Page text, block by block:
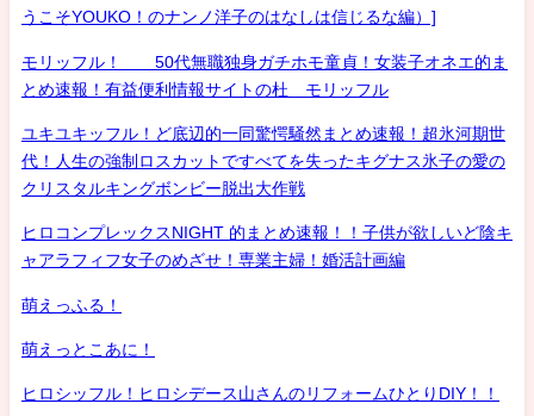
うこそYOUKO！のナンノ洋子のはなしは信じるな編）]
モリッフル！ 50代無職独身ガチホモ童貞！女装子オネエ的ま
とめ速報！有益便利情報サイトの杜 モリッフル
ユキユキッフル！ど底辺的一同驚愕騒然まとめ速報！超氷河期世
代！人生の強制ロスカットですべてを失ったキグナス氷子の愛の
クリスタルキングボンビー脱出大作戦
ヒロコンプレックスNIGHT 的まとめ速報！！子供が欲しいど陰キ
ャアラフィフ女子のめざせ！専業主婦！婚活計画編
萌えっふる！
萌えっとこあに！
ヒロシッフル！ヒロシデース山さんのリフォームひとりDIY！！